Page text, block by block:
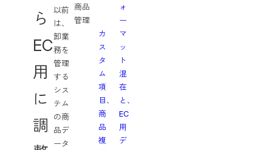
COMMUNICATION
ら
EC
用
に
調
以前
は、
卸業
務を
管理
する
シス
テム
の商
品デ
ータ
商品
管理
カ
ス
タ
ム
項
目、
商
品
複
ォ
ー
マ
ッ
ト
混
在
と、
EC
用
デ